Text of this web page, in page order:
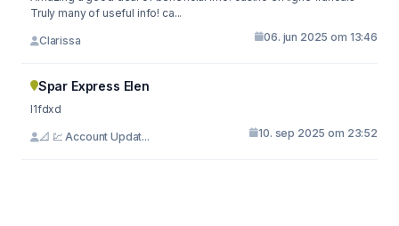
Truly many of useful info! ca...
Clarissa 06. jun 2025 om 13:46
Spar Express Elen
l1fdxd
📐 💹 Account Updat... 10. sep 2025 om 23:52